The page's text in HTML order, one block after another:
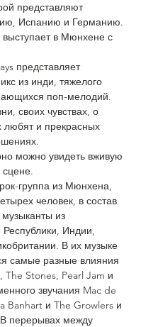
представляют
Испанию и Германию.
выступает в Мюнхене с
представляет
из инди, тяжелого
поп-мелодий.
своих чувствах, о
любят и прекрасных
можно увидеть вживую
группа из Мюнхена,
человек, в состав
музыканты из
Индии,
В их музыке
самые разные влияния
The Stones, Pearl Jam и
звучания Mac de
Banhart и The Growlers и
В перерывах между